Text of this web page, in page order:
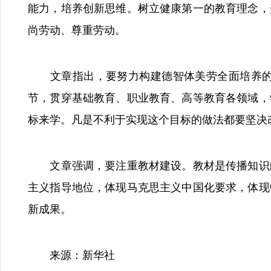
能力，培养创新思维。树立健康第一的教育理念
尚劳动、尊重劳动。
文章指出，要努力构建德智体美劳全面培养的
节，贯穿基础教育、职业教育、高等教育各领域
标来学。凡是不利于实现这个目标的做法都要坚决
文章强调，要注重教材建设。教材是传播知识
主义指导地位，体现马克思主义中国化要求，体
新成果。
来源：新华社